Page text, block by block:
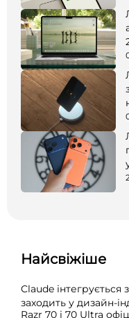
Найсвіжіше
Claude
заходить у дизайн-
Razr 70 і 70 Ultra